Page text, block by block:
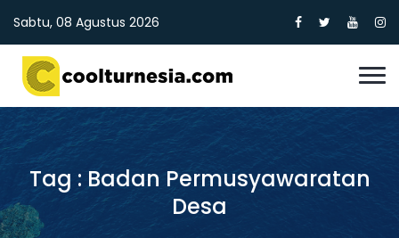
Sabtu, 08 Agustus 2026
Tag : Badan Permusyawaratan
Desa